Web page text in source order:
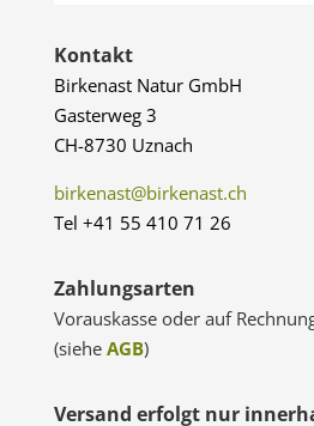
Kontakt
Birkenast Natur GmbH
Gasterweg 3
CH-8730 Uznach
birkenast@birkenast.ch
Tel +41 55 410 71 26
Zahlungsarten
Vorauskasse oder auf
(siehe AGB)
Versand erfolgt nur